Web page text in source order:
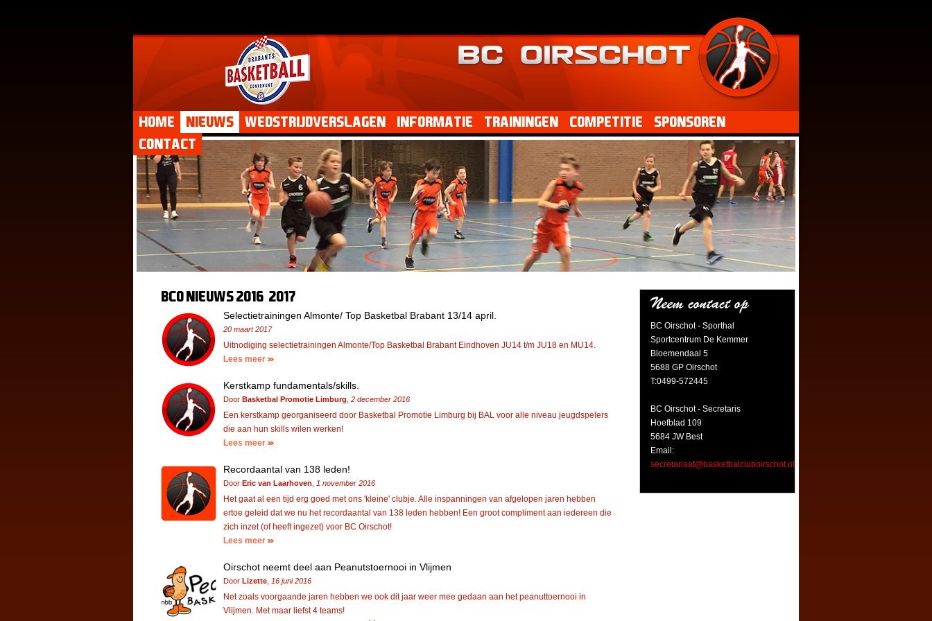
Home Nieuws Wedstrijdverslagen Informatie Trainingen Competitie
Sponsoren
Contact
BCO Nieuws 2016-2017
Selectietrainingen Almonte/ Top Basketbal Brabant 13/14 april.
20 maart 2017
Uitnodiging selectietrainingen Almonte/Top Basketbal Brabant Eindhoven JU14 t/m JU18 en MU14.
Lees meer
Kerstkamp fundamentals/skills.
Door Basketbal Promotie Limburg 2 december 2016
Een kerstkamp georganiseerd door Basketbal Promotie Limburg bij BAL voor alle niveau jeugdspelers
die aan hun skills wilen werken!
Lees meer
Recordaantal van 138 leden!
Door Eric van Laarhoven 1 november 2016
Het gaat al een tijd erg goed met ons 'kleine' clubje. Alle inspanningen van afgelopen jaren hebben
ertoe geleid dat we nu het recordaantal van 138 leden hebben! Een groot compliment aan iedereen die
zich inzet (of heeft ingezet) voor BC Oirschot!
Lees meer
Oirschot neemt deel aan Peanutstoernooi in Vlijmen
Door Lizette 16 juni 2016
Net zoals voorgaande jaren hebben we ook dit jaar weer mee gedaan aan het peanuttoernooi in
Vlijmen. Met maar liefst 4 teams!
Neem contact op
BC Oirschot - Sporthal
Sportcentrum De Kemmer
Bloemendaal 5
5688 GP Oirschot
T:0499-572445
BC Oirschot - Secretaris
Hoefblad 109
5684 JW Best
Email:
secretariaat@basketbalcluboirschot.nl